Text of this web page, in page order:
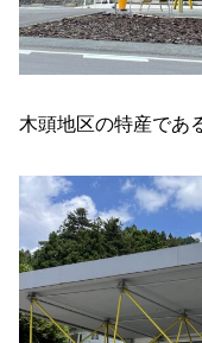
木頭地区の特産であ